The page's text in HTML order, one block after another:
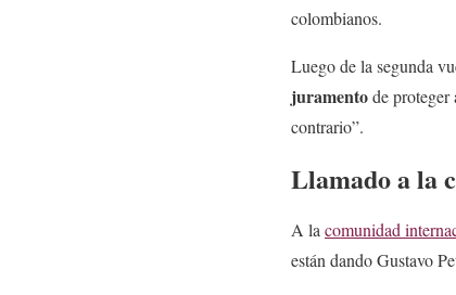
colombianos.
Luego de la segunda
juramentode proteger
contrario”.
Llamado a la
A lacomunidad
están dando Gustavo